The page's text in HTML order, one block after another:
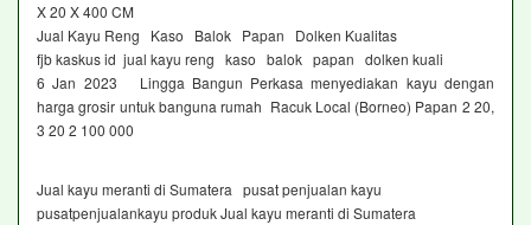
X 20 X 400 CM
Jual Kayu Reng Kaso Balok Papan Dolken Kualitas
fjb kaskus id jual kayu reng kaso balok papan dolken kuali
6 Jan 2023 Lingga Bangun Perkasa menyediakan kayu dengan
harga grosir untuk banguna rumah Racuk Local (Borneo) Papan 2 20,
3 20 2 100 000
Jual kayu meranti di Sumatera pusat penjualan kayu
pusatpenjualankayu produk Jual kayu meranti di Sumatera